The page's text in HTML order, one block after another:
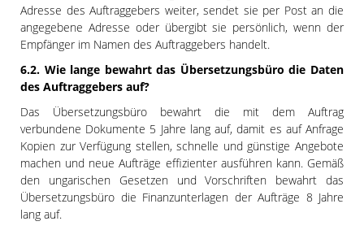
Adresse des Auftraggebers weiter, sendet sie per Post an die
angegebene Adresse oder übergibt sie persönlich, wenn der
Empfänger im Namen des Auftraggebers handelt.
6.2. Wie lange bewahrt das Übersetzungsbüro die Daten
des Auftraggebers auf?
Das Übersetzungsbüro bewahrt die mit dem Auftrag
verbundene Dokumente 5 Jahre lang auf, damit es auf Anfrage
Kopien zur Verfügung stellen, schnelle und günstige Angebote
machen und neue Aufträge effizienter ausführen kann. Gemäß
den ungarischen Gesetzen und Vorschriften bewahrt das
Übersetzungsbüro die Finanzunterlagen der Aufträge 8 Jahre
lang auf.